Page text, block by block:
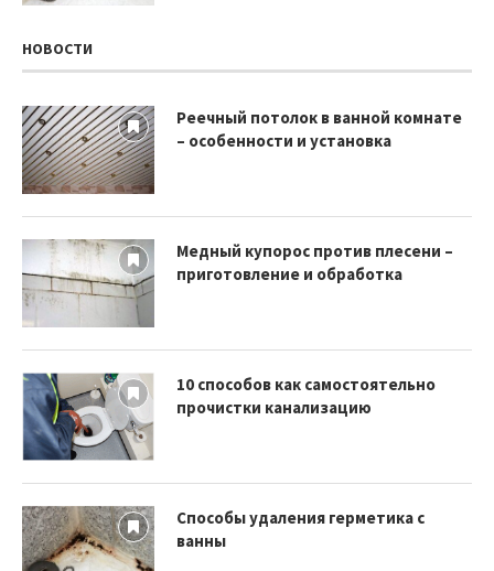
НОВОСТИ
Реечный потолок в ванной комнате
– особенности и установка
Медный купорос против плесени –
приготовление и обработка
10 способов как самостоятельно
прочистки канализацию
Способы удаления герметика с
ванны